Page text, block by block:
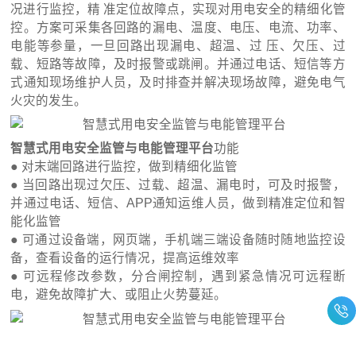
况进行监控，精 准定位故障点，实现对用电安全的精细化管
控。方案可采集各回路的漏电、温度、电压、电流、功率、
电能等参量，一旦回路出现漏电、超温、过 压、欠压、过
载、短路等故障，及时报警或跳闸。并通过电话、短信等方
式通知现场维护人员，及时排查并解决现场故障，避免电气
火灾的发生。
智慧式用电安全监管与电能管理平台功能
● 对末端回路进行监控，做到精细化监管
● 当回路出现过欠压、过载、超温、漏电时，可及时报警，
并通过电话、短信、APP通知运维人员，做到精准定位和智
能化监管
● 可通过设备端，网页端，手机端三端设备随时随地监控设
备，查看设备的运行情况，提高运维效率
● 可远程修改参数，分合闸控制，遇到紧急情况可远程断
电，避免故障扩大、或阻止火势蔓延。